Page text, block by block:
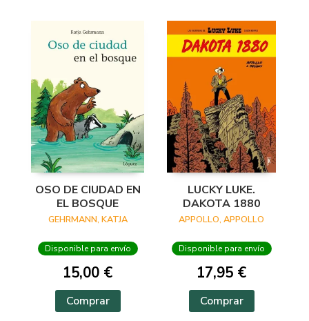
OSO DE CIUDAD EN
EL BOSQUE
GEHRMANN, KATJA
Disponible para envío
15,00 €
Comprar
LUCKY LUKE.
DAKOTA 1880
APPOLLO, APPOLLO
Disponible para envío
17,95 €
Comprar